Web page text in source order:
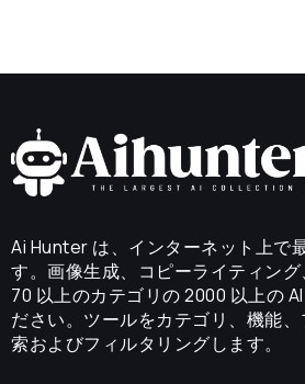
Ai Hunter は、インターネット上で
す。画像生成、コピーライティング
70 以上のカテゴリの 2000 以上の
ださい。ツールをカテゴリ、機能
索およびフィルタリングします。